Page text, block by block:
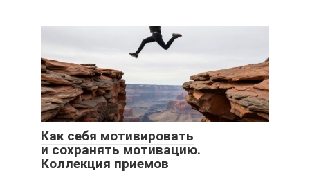
Как себя мотивировать
и сохранять мотивацию.
Коллекция приемов